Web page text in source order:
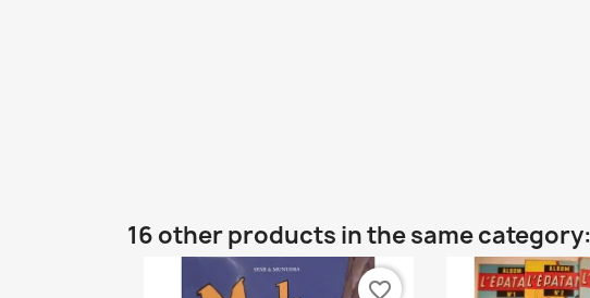
16 other products in the same category:
favorite_border